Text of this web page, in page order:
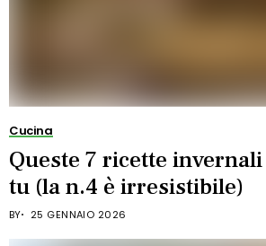
Cucina
Queste 7 ricette
tu (la n.4 è irresistibile)
BY 25 GENNAIO 2026